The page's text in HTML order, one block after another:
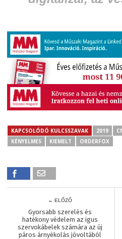
KAPCSOLÓDÓ KULCSSZAVAK 2019
KÉNYELMES
KIEMELT ORDERFOX
← ELŐZŐ
Gyorsabb szerelés és
hatékony védelem az igus
szervokábelek számára az új
páros árnyékolás jóvoltából